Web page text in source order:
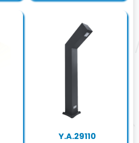
Y.A.29110